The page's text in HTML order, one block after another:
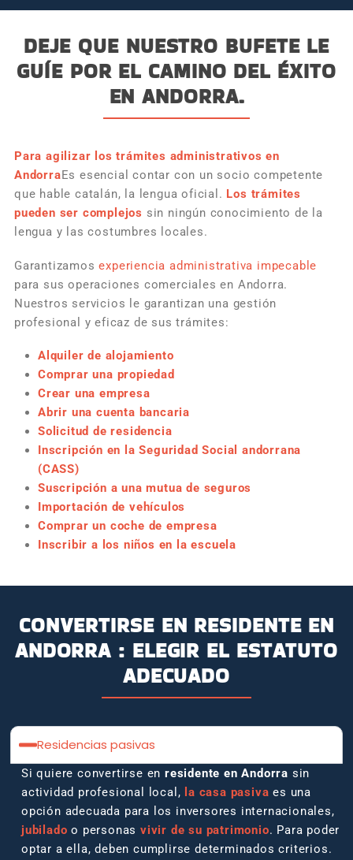
DEJE QUE NUESTRO BUFETE LE
GUÍE POR EL CAMINO DEL ÉXITO
EN ANDORRA.
Para agilizar los trámites administrativos en
AndorraEs esencial contar con un socio competente
que hable catalán, la lengua oficial. Los trámites
pueden ser complejos sin ningún conocimiento de la
lengua y las costumbres locales.
Garantizamosexperiencia administrativa impecable
para sus operaciones comerciales en Andorra.
Nuestros servicios le garantizan una gestión
profesional y eficaz de sus trámites:
Alquiler de alojamiento
Comprar una propiedad
Crear una empresa
Abrir una cuenta bancaria
Solicitud de residencia
Inscripción en la Seguridad Social andorrana
(CASS)
Suscripción a una mutua de seguros
Importación de vehículos
Comprar un coche de empresa
Inscribir a los niños en la escuela
CONVERTIRSE EN RESIDENTE EN
ANDORRA : ELEGIR EL ESTATUTO
ADECUADO
Residencias pasivas
Si quiere convertirse en residente en Andorra sin
actividad profesional local, la casa pasiva es una
opción adecuada para los inversores internacionales,
jubilado o personas vivir de su patrimonio. Para poder
optar a ella, deben cumplirse determinados criterios.